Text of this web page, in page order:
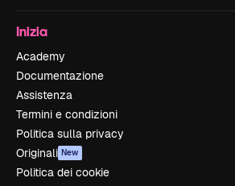
Inizia
Academy
Documentazione
Assistenza
Termini e condizioni
Politica sulla privacy
Originali New
Politica dei cookie